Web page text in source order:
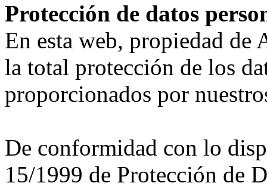
Protección de datos
En esta web, propiedad
la total protección de los
proporcionados por
De conformidad con lo
15/1999 de Protección de